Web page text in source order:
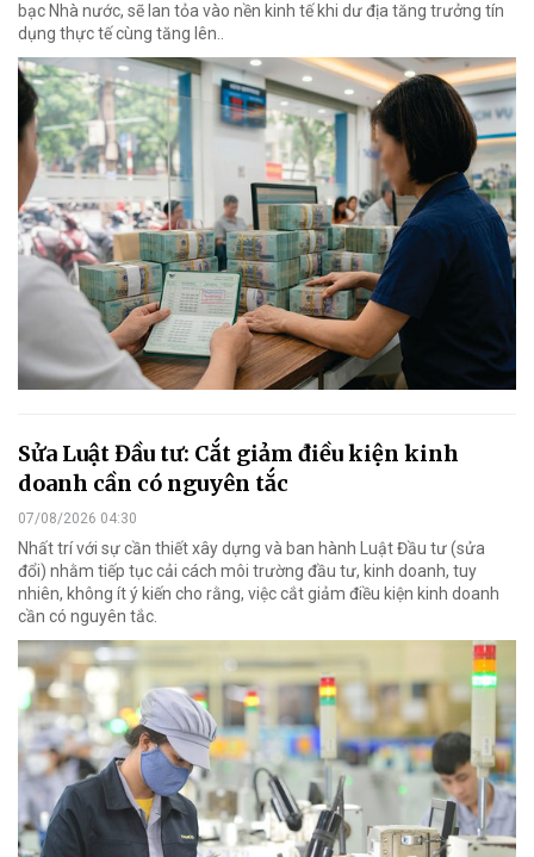
bạc Nhà nước, sẽ lan tỏa vào nền kinh tế khi dư địa tăng trưởng tín
dụng thực tế cùng tăng lên..
Sửa Luật Đầu tư: Cắt giảm điều kiện kinh
doanh cần có nguyên tắc
07/08/2026 04:30
Nhất trí với sự cần thiết xây dựng và ban hành Luật Đầu tư (sửa
đổi) nhằm tiếp tục cải cách môi trường đầu tư, kinh doanh, tuy
nhiên, không ít ý kiến cho rằng, việc cắt giảm điều kiện kinh doanh
cần có nguyên tắc.